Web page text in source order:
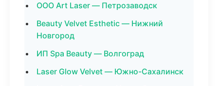
ООО Art Laser — Петрозаводск
Beauty Velvet Esthetic — Нижний
Новгород
ИП Spa Beauty — Волгоград
Laser Glow Velvet — Южно-Сахалинск